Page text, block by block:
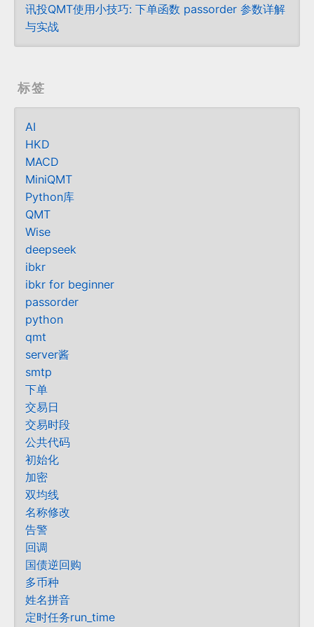
讯投QMT使用小技巧: 下单函数 passorder 参数详解
与实战
标签
AI
HKD
MACD
MiniQMT
Python库
QMT
Wise
deepseek
ibkr
ibkr for beginner
passorder
python
qmt
server酱
smtp
下单
交易日
交易时段
公共代码
初始化
加密
双均线
名称修改
告警
回调
国债逆回购
多币种
姓名拼音
定时任务run_time